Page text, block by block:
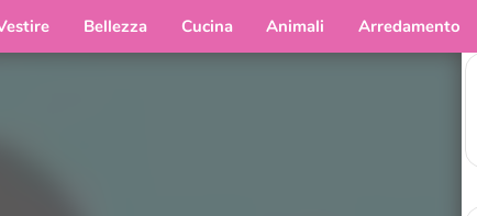
Bellezza Cucina Animali Arredamento